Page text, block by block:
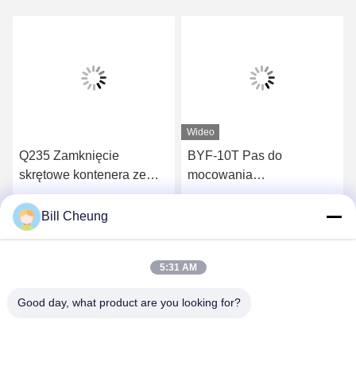
Q235 Zamknięcie
skrętowe kontenera ze
stali do dostosowywania
rozmiaru i prostej
konserwacji
Uzyskaj najlepszą cenę
Wideo
BYF-10T Pas do
mocowania
Najważniejsza część
Uzyskaj najlepszą cenę
Bill Cheung
5:31 AM
Good day, what product are you looking for?